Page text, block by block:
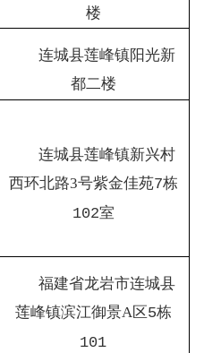
楼
连城县莲峰镇阳光新
都二楼
连城县莲峰镇新兴村
西环北路3号紫金佳苑7栋
102室
福建省龙岩市连城县
莲峰镇滨江御景A区5栋
101